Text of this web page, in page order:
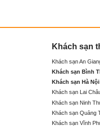
Khách sạn
Khách sạn An
Khách sạn Bình
Khách sạn Hà Nội
Khách sạn Lai
Khách sạn Ninh
Khách sạn Quảng
Khách sạn Vĩnh